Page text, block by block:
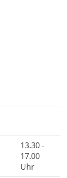
13.30 -
17.00
Uhr